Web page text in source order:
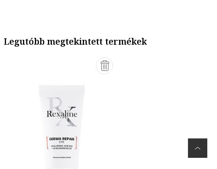
Legutóbb megtekintett termékek